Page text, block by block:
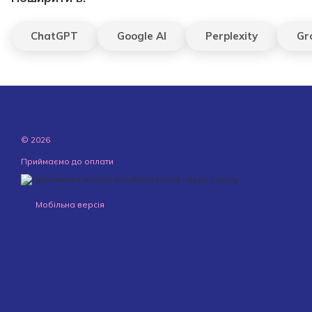
ChatGPT Google AI Perplexity
© 2026
Приймаємо до оплати
Мобільна версія